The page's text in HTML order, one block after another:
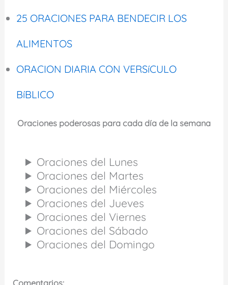
25 ORACIONES PARA BENDECIR LOS
ALIMENTOS
ORACION DIARIA CON VERSíCULO
BíBLICO
Oraciones poderosas para cada día de la semana
Oraciones del Lunes
Oraciones del Martes
Oraciones del Miércoles
Oraciones del Jueves
Oraciones del Viernes
Oraciones del Sábado
Oraciones del Domingo